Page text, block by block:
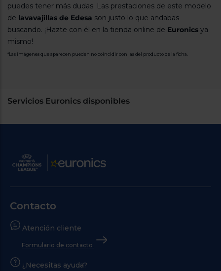
puedes tener más dudas. Las prestaciones de este modelo
de lavavajillas de Edesa son justo lo que andabas
buscando. ¡Hazte con él en la tienda online de Euronics ya
mismo!
*Las imágenes que aparecen pueden no coincidir con las del producto de la ficha.
Servicios Euronics disponibles
Contacto
Atención cliente
Formulario de contacto
¿Necesitas ayuda?